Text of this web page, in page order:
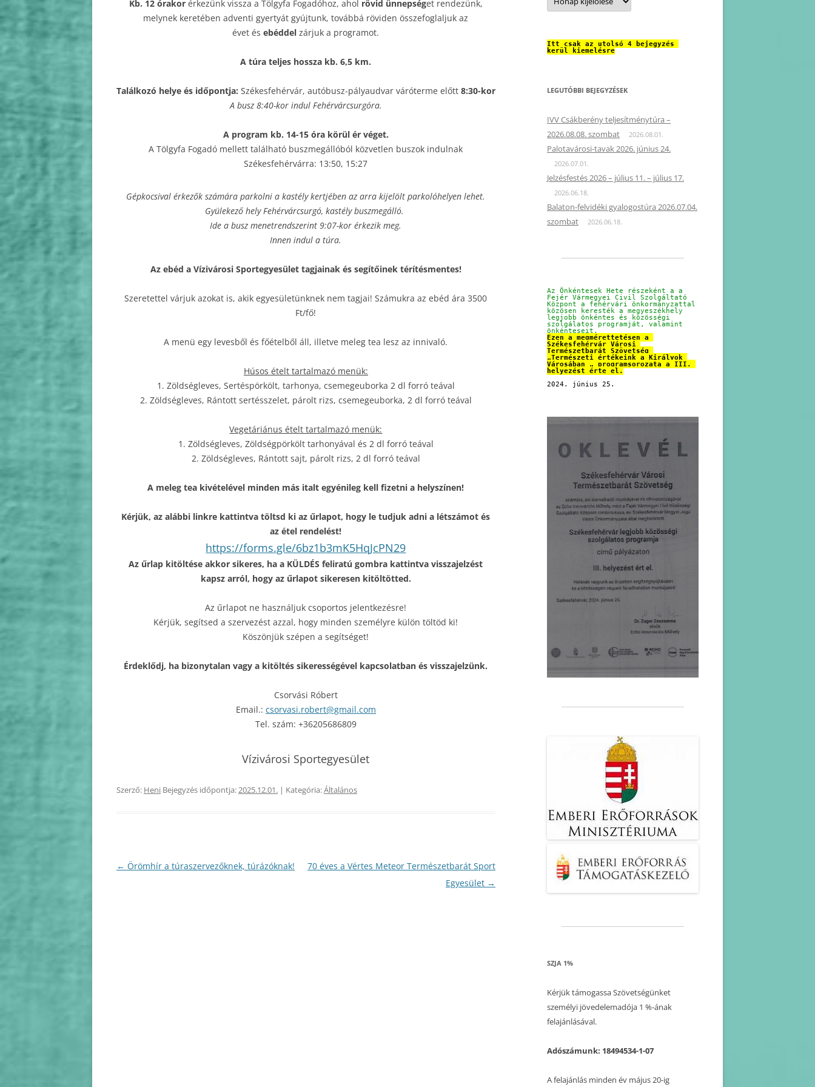
Kb. 12 órakorérkezünk vissza a Tölgyfa Fogadóhoz, ahol rövid ünnepséget rendezünk,
melynek keretében adventi gyertyát gyújtunk, továbbá röviden összefoglaljuk az
évet és ebéddelzárjuk a programot.
A túra teljes hossza kb. 6,5 km.
Találkozó helye és időpontja: Székesfehérvár, autóbusz-pályaudvar váróterme előtt 8:30-kor
A busz 8:40-kor indul Fehérvárcsurgóra.
A program kb. 14-15 óra körül ér véget.
A Tölgyfa Fogadó mellett található buszmegállóból közvetlen buszok indulnak
Székesfehérvárra: 13:50, 15:27
Gépkocsival érkezők számára parkolni a kastély kertjében az arra kijelölt parkolóhelyen lehet.
Gyülekező hely Fehérvárcsurgó, kastély buszmegálló.
Ide a busz menetrendszerint 9:07-kor érkezik meg.
Innen indul a túra.
Az ebéd a Vízivárosi Sportegyesület tagjainak és segítőinek térítésmentes!
Szeretettel várjuk azokat is, akik egyesületünknek nem tagjai! Számukra az ebéd ára 3500
Ft/fő!
A menü egy levesből és főételből áll, illetve meleg tea lesz az innivaló.
Húsos ételt tartalmazó menük:
1. Zöldségleves, Sertéspörkölt, tarhonya, csemegeuborka 2 dl forró teával
2. Zöldségleves, Rántott sertésszelet, párolt rizs, csemegeuborka, 2 dl forró teával
Vegetáriánus ételt tartalmazó menük:
1. Zöldségleves, Zöldségpörkölt tarhonyával és 2 dl forró teával
2. Zöldségleves, Rántott sajt, párolt rizs, 2 dl forró teával
A meleg tea kivételével minden más italt egyénileg kell fizetni a helyszínen!
Kérjük, az alábbi linkre kattintva töltsd ki az űrlapot, hogy le tudjuk adni a létszámot és
az étel rendelést!
https://forms.gle/6bz1b3mK5HqJcPN29
Az űrlap kitöltése akkor sikeres, ha a KÜLDÉS feliratú gombra kattintva visszajelzést
kapsz arról, hogy az űrlapot sikeresen kitöltötted.
Az űrlapot ne használjuk csoportos jelentkezésre!
Kérjük, segítsed a szervezést azzal, hogy minden személyre külön töltöd ki!
Köszönjük szépen a segítséget!
Érdeklődj, ha bizonytalan vagy a kitöltés sikerességével kapcsolatban és visszajelzünk.
Csorvási Róbert
Email.: csorvasi.robert@gmail.com
Tel. szám: +36205686809
Vízivárosi Sportegyesület
Szerző: Heni Bejegyzés időpontja:2025.12.01. | Kategória:Általános
Bejegyzés
← Örömhír a túraszervezőknek, túrázóknak!
70 éves a Vértes Meteor Természetbarát Sport
Egyesület →
Itt csak az utolsó 4 bejegyzés
kerül kiemelésre
LEGUTÓBBI BEJEGYZÉSEK
IVV Csákberény teljesítménytúra –
2026.08.08. szombat
2026.08.01.
Palotavárosi-tavak 2026. június 24.
2026.07.01.
Jelzésfestés 2026 – július 11. – július 17.
2026.06.18.
Balaton-felvidéki gyalogostúra 2026.07.04.
szombat
2026.06.18.
Az Önkéntesek Hete részeként a a
Fejér Vármegyei Civil Szolgáltató
Központ a fehérvári önkormányzattal
közösen keresték a megyeszékhely
legjobb önkéntes és közösségi
szolgálatos programját, valamint
önkénteseit.
Ezen a megmérettetésen a
Székesfehérvár Városi
Természetbarát Szövetség
„Természeti értékeink a Királyok
Városában „ programsorozata a III.
helyezést érte el.
2024. június 25.
SZJA 1%
Kérjük támogassa Szövetségünket
személyi jövedelemadója 1 %-ának
felajánlásával.
Adószámunk: 18494534-1-07
A felajánlás minden év május 20-ig